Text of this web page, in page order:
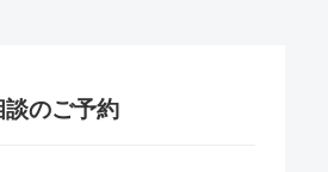
のご予約